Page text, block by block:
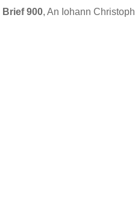
Brief 900, An Iohann